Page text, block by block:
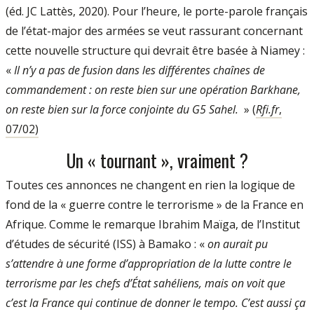
(éd. JC Lattès, 2020). Pour l’heure, le porte-parole français
de l’état-major des armées se veut rassurant concernant
cette nouvelle structure qui devrait être basée à Niamey :
«Il n’y a pas de fusion dans les différentes chaînes de
commandement : on reste bien sur une opération Barkhane,
on reste bien sur la force conjointe du G5 Sahel. » (Rfi.fr,
07/02)
Un « tournant », vraiment ?
Toutes ces annonces ne changent en rien la logique de
fond de la « guerre contre le terrorisme » de la France en
Afrique. Comme le remarque Ibrahim Maïga, de l’Institut
d’études de sécurité (ISS) à Bamako : «on aurait pu
s’attendre à une forme d’appropriation de la lutte contre le
terrorisme par les chefs d’État sahéliens, mais on voit que
c’est la France qui continue de donner le tempo. C’est aussi ça